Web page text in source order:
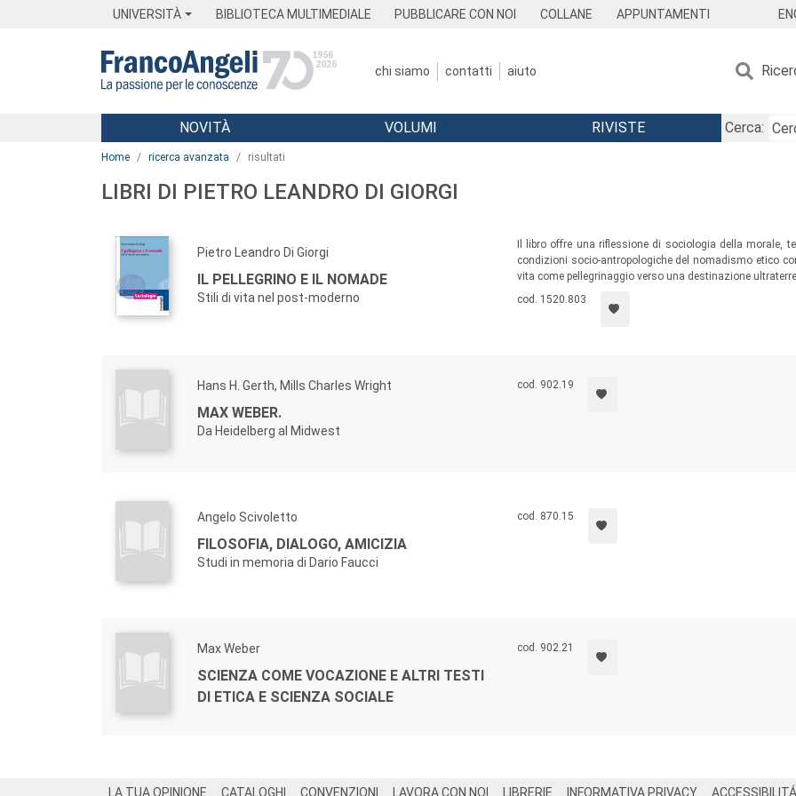
UNIVERSITÀ BIBLIOTECA MULTIMEDIALE PUBBLICARE CON NOI COLLANE APPUNTAMENTI
chi siamo contatti aiuto
Menu
NOVITÀ VOLUMI RIVISTE
Cerca:
Home ricerca avanzata risultati
LIBRI DI PIETRO LEANDRO DI GIORGI
Pietro Leandro Di Giorgi
IL PELLEGRINO E IL NOMADE
Stili di vita nel post-moderno
Il libro offre una riflessione di sociologia della
condizioni socio-antropologiche del nomadismo etico
vita come pellegrinaggio verso una destinazione
cod. 1520.803
Hans H. Gerth, Mills Charles Wright
MAX WEBER.
Da Heidelberg al Midwest
cod. 902.19
Angelo Scivoletto
FILOSOFIA, DIALOGO, AMICIZIA
Studi in memoria di Dario Faucci
cod. 870.15
Max Weber
SCIENZA COME VOCAZIONE E ALTRI TESTI
DI ETICA E SCIENZA SOCIALE
cod. 902.21
LA TUA OPINIONE CATALOGHI CONVENZIONI LAVORA CON NOI LIBRERIE INFORMATIVA PRIVACY ACCESSIBILITÁ